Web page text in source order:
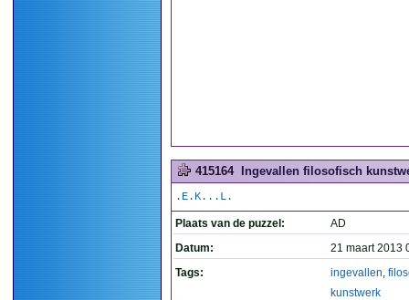
415164 Ingevallen filosofisch
.E.K...L.
Plaats van de puzzel:
AD
Datum:
21 maart 2013
Tags:
ingevallen,
kunstwerk